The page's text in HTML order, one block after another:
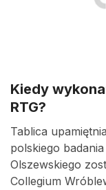
Kiedy
RTG?
Tablica
polskiego
Olszewskiego
Collegium